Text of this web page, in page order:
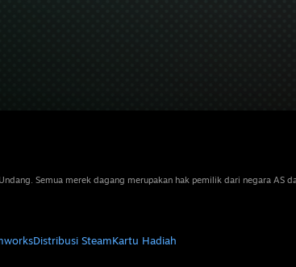
Semua merek dagang merupakan hak pemilik dari negara AS
Distribusi SteamKartu Hadiah